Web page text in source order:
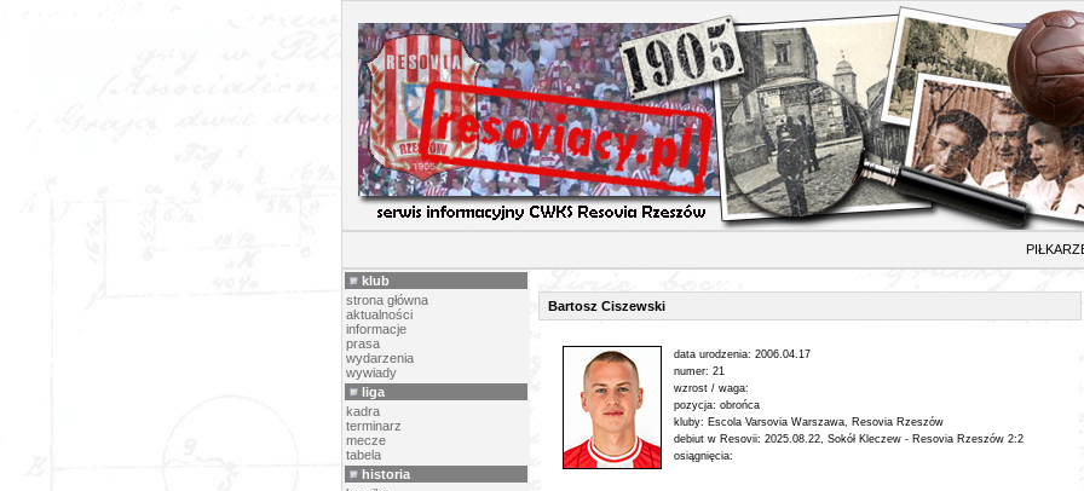
klub
strona główna
aktualności
informacje
prasa
wydarzenia
wywiady
liga
kadra
terminarz
mecze
tabela
historia
Bartosz Ciszewski
data urodzenia: 2006.04.17
numer: 21
wzrost / waga:
pozycja: obrońca
kluby: Escola Varsovia Warszawa, Resovia Rzeszów
debiut w Resovii: 2025.08.22, Sokół Kleczew - Resovia Rzeszów 2:2
osiągnięcia: